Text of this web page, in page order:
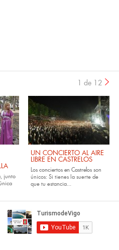
, junto
UN CONCIERTO AL AIRE
LIBRE EN CASTRELOS
Los conciertos en Castrelos son
únicos: Si tienes la suerte de
que tu estancia...
1 de 12